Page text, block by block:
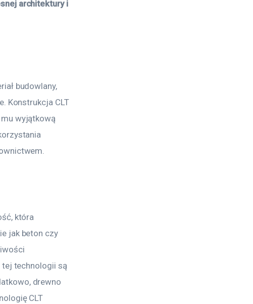
architektury i
budowlany,
Konstrukcja CLT
wyjątkową
która
jak beton czy
tej technologii są
drewno
CLT